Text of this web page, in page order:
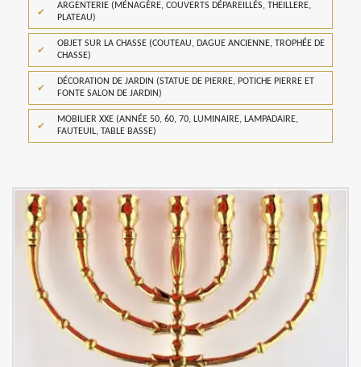
ARGENTERIE (MÉNAGÈRE, COUVERTS DÉPAREILLÉS, THEILLERE,
PLATEAU)
OBJET SUR LA CHASSE (COUTEAU, DAGUE ANCIENNE, TROPHÉE DE
CHASSE)
DÉCORATION DE JARDIN (STATUE DE PIERRE, POTICHE PIERRE ET
FONTE SALON DE JARDIN)
MOBILIER XXE (ANNÉE 50, 60, 70, LUMINAIRE, LAMPADAIRE,
FAUTEUIL, TABLE BASSE)